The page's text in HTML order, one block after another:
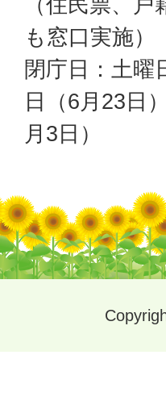
も窓口実施）
閉庁日：土曜
日（6月23日
月3日）